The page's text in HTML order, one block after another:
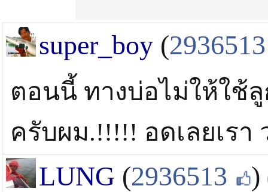
super_boy (2936513
ตอนนี้ ทางบ่อไม่ให้ใช้
ครับผม.!!!!! อดเลยเร
LUNG (2936513 )